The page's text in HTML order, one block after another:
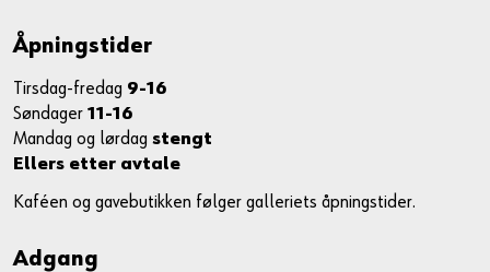
Åpningstider
Tirsdag-fredag 9-16
Søndager 11-16
Mandag og lørdag stengt
Ellers etter avtale
Kaféen og gavebutikken følger galleriets åpningstider.
Adgang